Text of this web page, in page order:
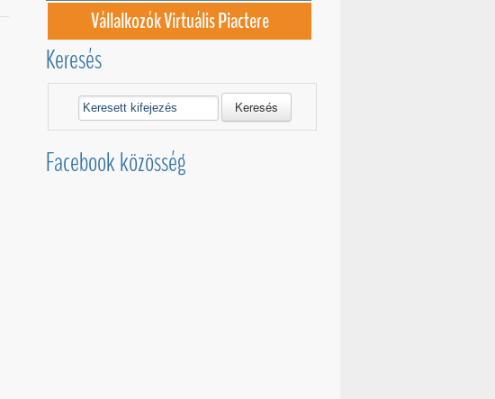
Vállalkozók Virtuális Piactere
Keresés
Keresés
Facebook közösség